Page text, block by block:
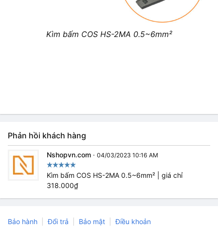
Kìm bấm COS HS-2MA 0.5~6mm²
Phản hồi khách hàng
Nshopvn.com · 04/03/2023 10:16 AM
Kìm bấm COS HS-2MA 0.5~6mm² | giá chỉ
318.000₫
Bảo hành Đổi trả Bảo mật Điều khoản